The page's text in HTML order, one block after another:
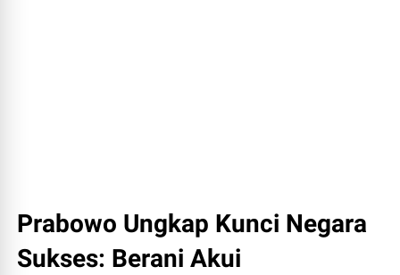
Prabowo Ungkap Kunci Negara
Sukses: Berani Akui